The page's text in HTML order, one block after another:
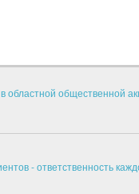
областной общественной
- ответственность